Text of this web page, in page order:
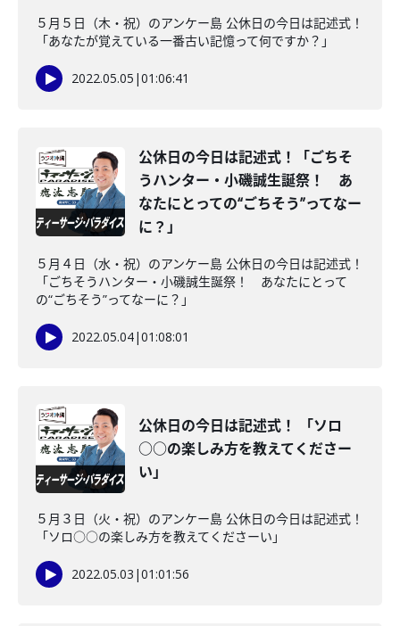
５月５日（木・祝）のアンケー島 公休日の今日は記述式！
「あなたが覚えている一番古い記憶って何ですか？」
2022.05.05 |01:06:41
公休日の今日は記述式！「ごちそ
うハンター・小磯誠生誕祭！ あ
なたにとっての“ごちそう”ってなー
に？」
５月４日（水・祝）のアンケー島 公休日の今日は記述式！
「ごちそうハンター・小磯誠生誕祭！ あなたにとって
の“ごちそう”ってなーに？」
2022.05.04|01:08:01
公休日の今日は記述式！ 「ソロ
○○の楽しみ方を教えてくださー
い」
５月３日（火・祝）のアンケー島 公休日の今日は記述式！
「ソロ○○の楽しみ方を教えてくださーい」
2022.05.03 |01:01:56